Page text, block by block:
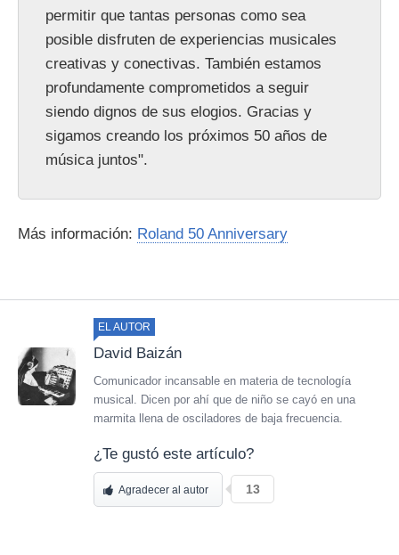
permitir que tantas personas como sea
posible disfruten de experiencias musicales
creativas y conectivas. También estamos
profundamente comprometidos a seguir
siendo dignos de sus elogios. Gracias y
sigamos creando los próximos 50 años de
música juntos".
Más información: Roland 50 Anniversary
EL AUTOR
David Baizán
Comunicador incansable en materia de tecnología
musical. Dicen por ahí que de niño se cayó en una
marmita llena de osciladores de baja frecuencia.
¿Te gustó este artículo?
Agradecer al autor 13